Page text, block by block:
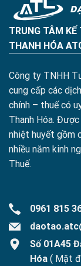
TRUNG TÂM KẾ
THANH HÓA
Công ty TNHH
cung cấp các
chính – thuế có
Thanh Hóa.
nhiệt huyết gồm
nhiều năm kinh
Thuế.
0961 815
Số 01A45
Hóa ( Mặt